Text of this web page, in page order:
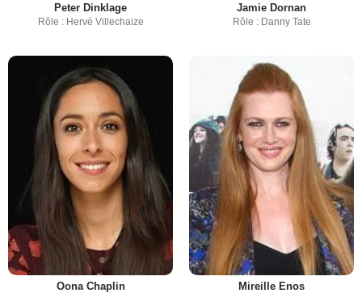
Peter Dinklage
Rôle : Hervé Villechaize
Jamie Dornan
Rôle : Danny Tate
Oona Chaplin Mireille Enos